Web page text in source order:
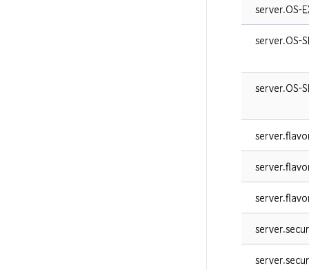
server.OS-
server.OS-
server.OS-